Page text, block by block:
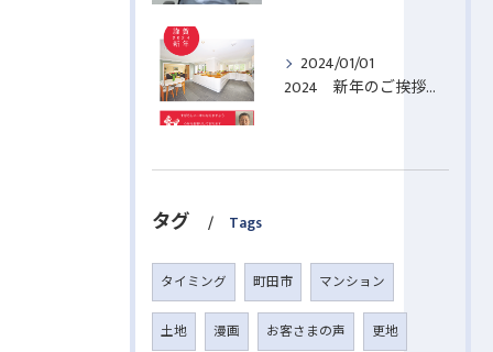
2024/01/01
2024 新年のご挨拶【相模原 不動産売却】
タグ Tags
タイミング 町田市 マンション
土地 漫画 お客さまの声 更地